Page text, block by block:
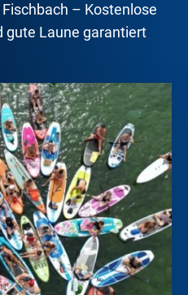
– Kostenlose
gute Laune garantiert